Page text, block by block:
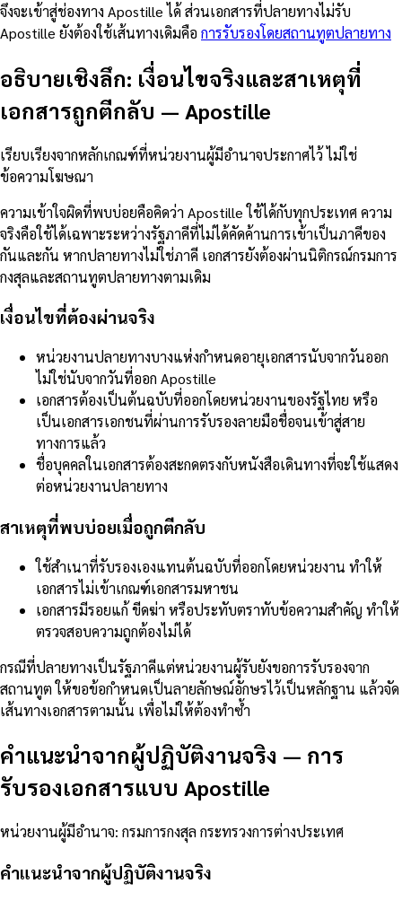
จึงจะเข้าสู่ช่องทาง Apostille ได้ ส่วนเอกสารที่ปลายทางไม่รับ
Apostille ยังต้องใช้เส้นทางเดิมคือ การรับรองโดยสถานทูตปลายทาง
อธิบายเชิงลึก: เงื่อนไขจริงและสาเหตุที่
เอกสารถูกตีกลับ — Apostille
เรียบเรียงจากหลักเกณฑ์ที่หน่วยงานผู้มีอำนาจประกาศไว้ ไม่ใช่
ข้อความโฆษณา
ความเข้าใจผิดที่พบบ่อยคือคิดว่า Apostille ใช้ได้กับทุกประเทศ ความ
จริงคือใช้ได้เฉพาะระหว่างรัฐภาคีที่ไม่ได้คัดค้านการเข้าเป็นภาคีของ
กันและกัน หากปลายทางไม่ใช่ภาคี เอกสารยังต้องผ่านนิติกรณ์กรมการ
กงสุลและสถานทูตปลายทางตามเดิม
เงื่อนไขที่ต้องผ่านจริง
หน่วยงานปลายทางบางแห่งกำหนดอายุเอกสารนับจากวันออก
ไม่ใช่นับจากวันที่ออก Apostille
เอกสารต้องเป็นต้นฉบับที่ออกโดยหน่วยงานของรัฐไทย หรือ
เป็นเอกสารเอกชนที่ผ่านการรับรองลายมือชื่อจนเข้าสู่สาย
ทางการแล้ว
ชื่อบุคคลในเอกสารต้องสะกดตรงกับหนังสือเดินทางที่จะใช้แสดง
ต่อหน่วยงานปลายทาง
สาเหตุที่พบบ่อยเมื่อถูกตีกลับ
ใช้สำเนาที่รับรองเองแทนต้นฉบับที่ออกโดยหน่วยงาน ทำให้
เอกสารไม่เข้าเกณฑ์เอกสารมหาชน
เอกสารมีรอยแก้ ขีดฆ่า หรือประทับตราทับข้อความสำคัญ ทำให้
ตรวจสอบความถูกต้องไม่ได้
กรณีที่ปลายทางเป็นรัฐภาคีแต่หน่วยงานผู้รับยังขอการรับรองจาก
สถานทูต ให้ขอข้อกำหนดเป็นลายลักษณ์อักษรไว้เป็นหลักฐาน แล้วจัด
เส้นทางเอกสารตามนั้น เพื่อไม่ให้ต้องทำซ้ำ
คำแนะนำจากผู้ปฏิบัติงานจริง — การ
รับรองเอกสารแบบ Apostille
หน่วยงานผู้มีอำนาจ: กรมการกงสุล กระทรวงการต่างประเทศ
คำแนะนำจากผู้ปฏิบัติงานจริง